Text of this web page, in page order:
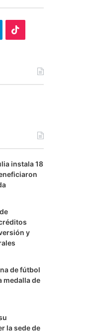
instala 18
y
de fútbol
medalla de
la sede de